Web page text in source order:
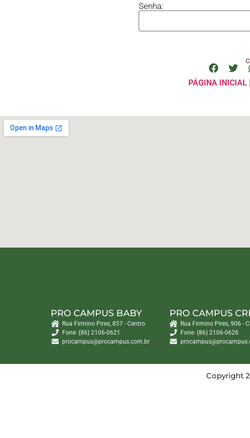
Senha:
PÁGINA INICIAL |
PRO CAMPUS BABY
Rua Firmino Pires, 857 - Centro
Fone: (86) 2106-0621
procampus@procampus.com.br
PRO CAMPUS
Rua Firmino Pires, 906 -
Fone: (86) 2106-0626
Copyright